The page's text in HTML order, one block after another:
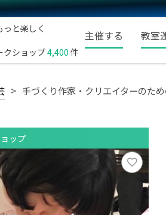
と楽しく
クショップ4,400 件
主催する 教室
手づくり作家・クリエイターのた
ップ